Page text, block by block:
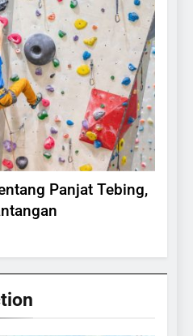
Panjat Tebing,
Benar Gajah Takut